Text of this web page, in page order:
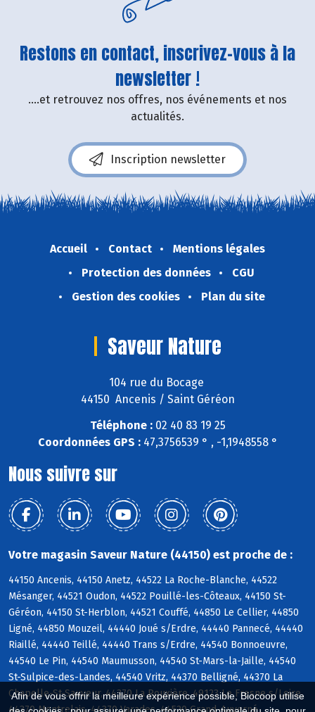
Afin de vous offrir la meilleure expérience possible, Biocoop utilise
Restons en contact, inscrivez-vous à la
newsletter !
....et retrouvez nos offres, nos événements et nos
actualités.
Inscription newsletter
Accueil Contact
Mentions légales
Protection des données
CGU
Gestion des cookies
Plan du site
Saveur Nature
104 rue du Bocage
44150 Ancenis / Saint Géréon
Téléphone :02 40 83 19 25
Coordonnées GPS :47,3756539 ° , -1,1948558 °
Nous suivre sur
Votre magasin Saveur Nature (44150) est proche de :
44150 Ancenis, 44150 Anetz, 44522 La Roche-Blanche, 44522
Mésanger, 44521 Oudon, 44522 Pouillé-les-Côteaux, 44150 St-
Géréon, 44150 St-Herblon, 44521 Couffé, 44850 Le Cellier, 44850
Ligné, 44850 Mouzeil, 44440 Joué s/Erdre, 44440 Pannecé, 44440
Riaillé, 44440 Teillé, 44440 Trans s/Erdre, 44540 Bonnoeuvre,
44540 Le Pin, 44540 Maumusson, 44540 St-Mars-la-Jaille, 44540
St-Sulpice-des-Landes, 44540 Vritz, 44370 Belligné, 44370 La
Chapelle-St-Sauveur, 44370 La Rouxière, 49123 Le Fresne s/Loire,